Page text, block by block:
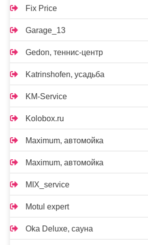
Fix Price
Garage_13
Gedon, теннис-центр
Katrinshofen, усадьба
KM-Service
Kolobox.ru
Maximum, автомойка
Maximum, автомойка
MIX_service
Motul expert
Oka Deluxe, сауна